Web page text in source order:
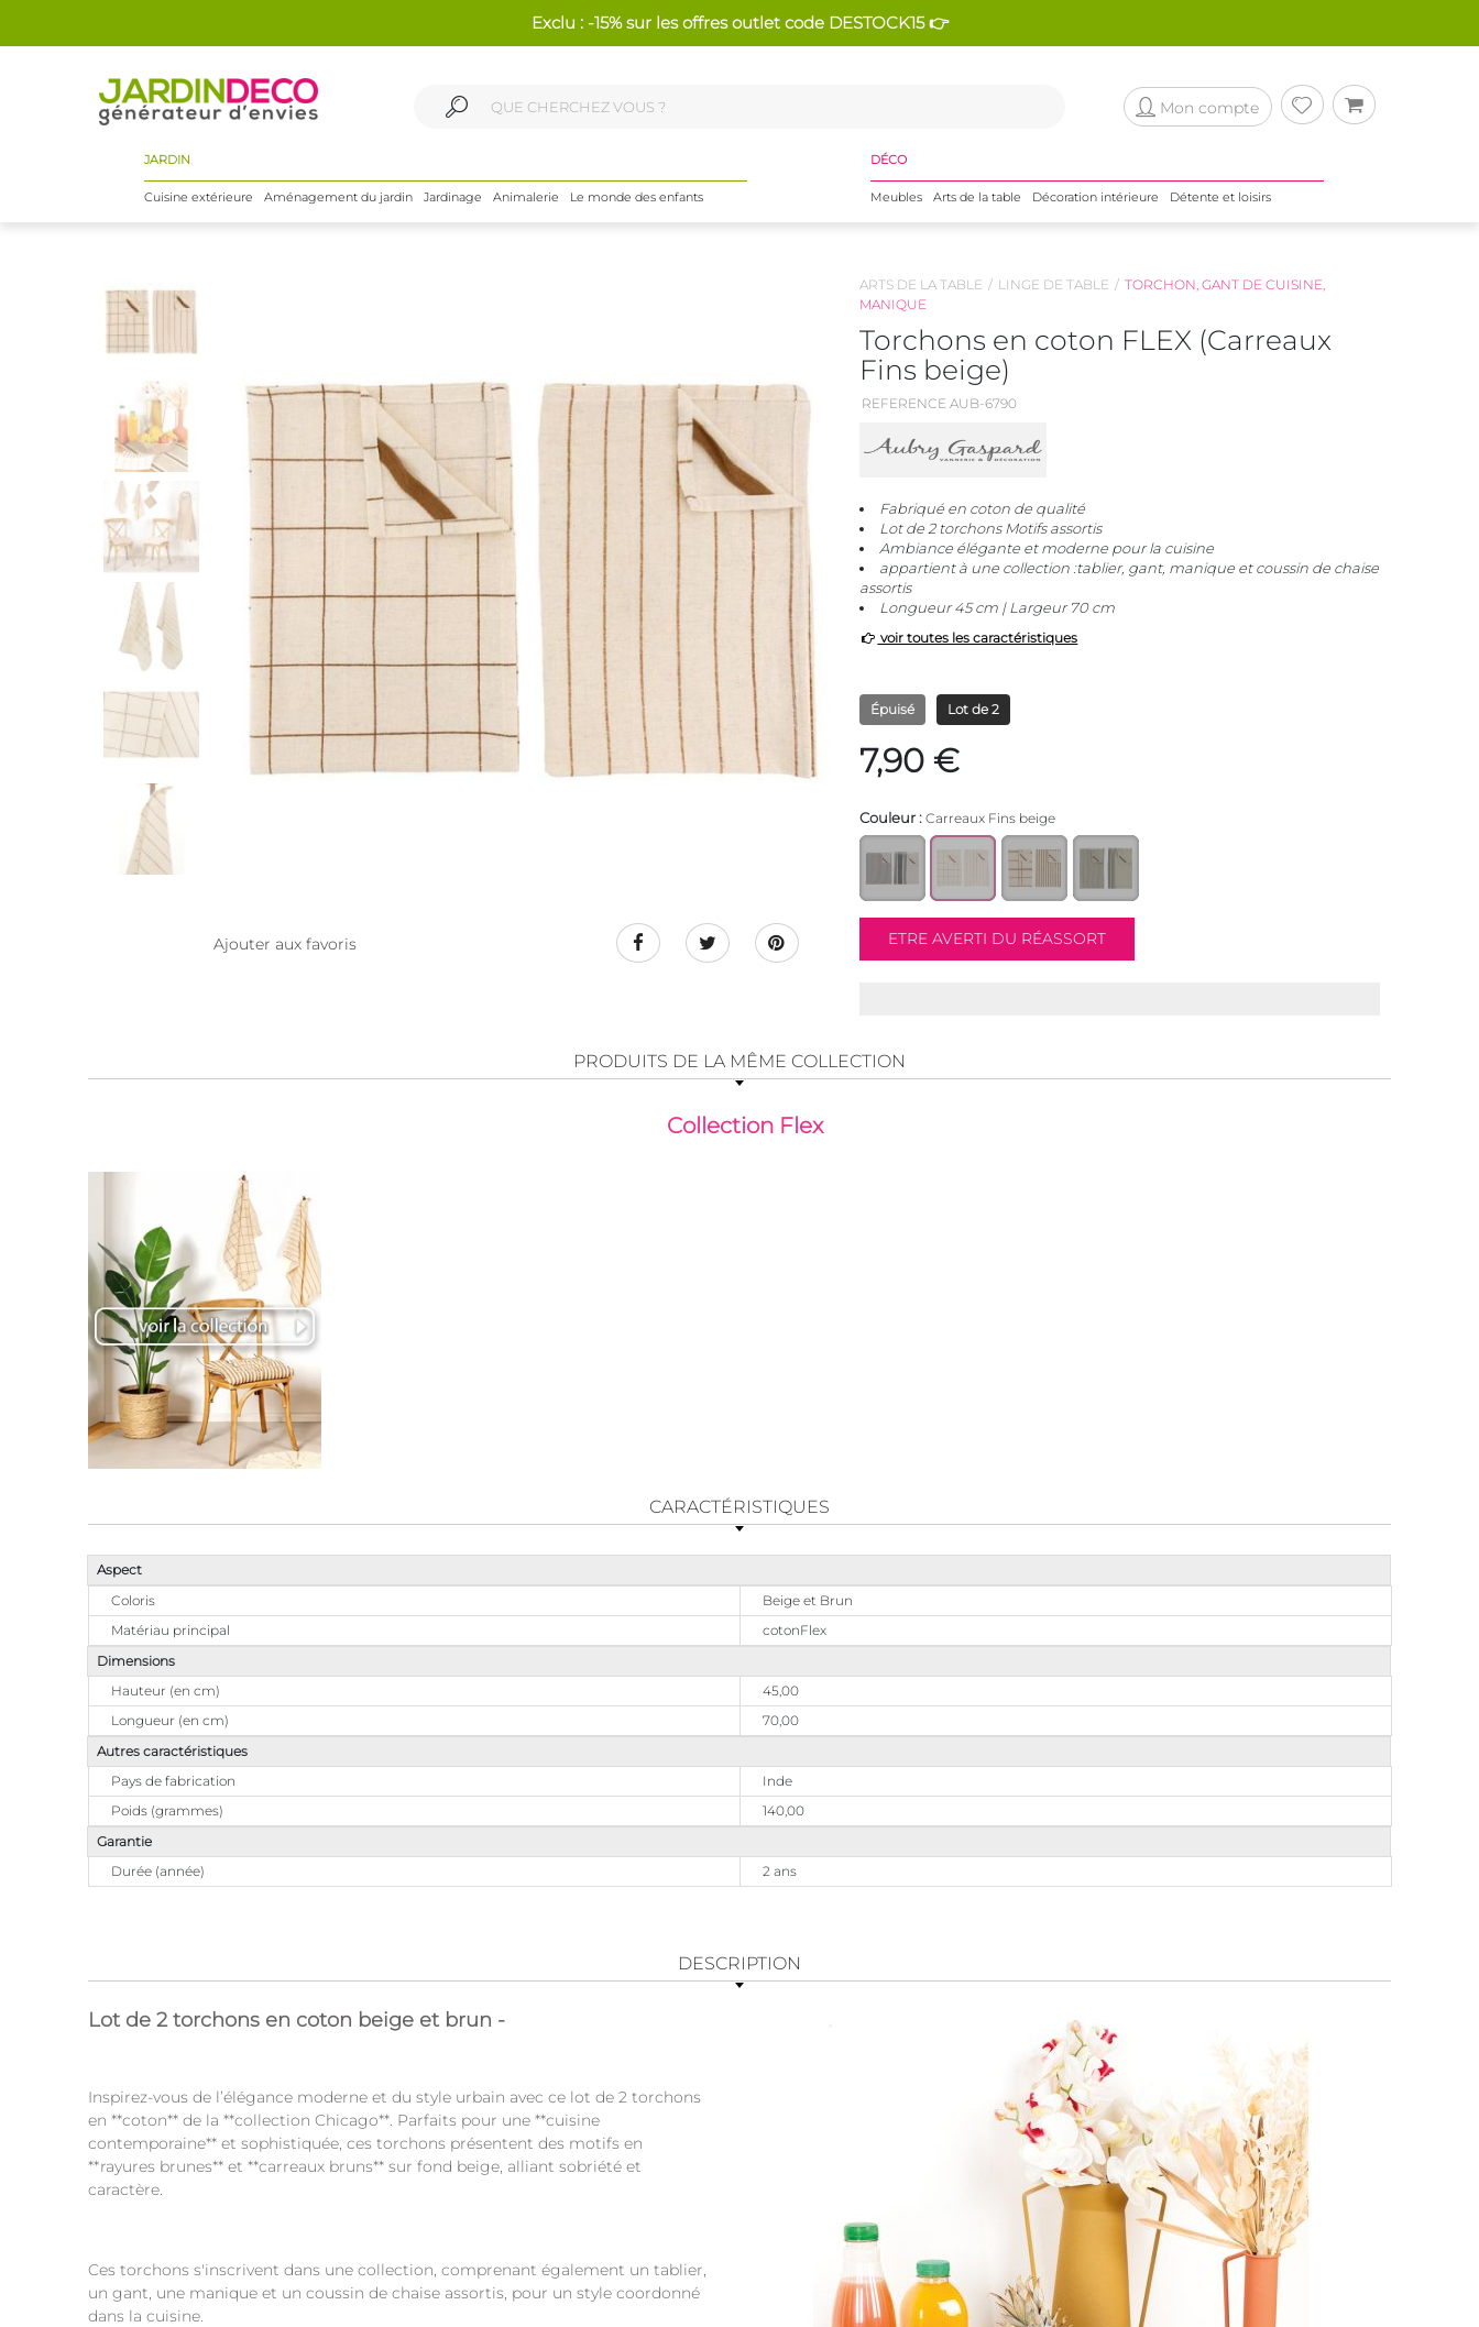
Exclu : -15% sur les offres outlet code DESTOCK15 👉
Mon compte
JARDIN
Cuisine extérieure Aménagement du jardin Jardinage Animalerie Le monde des enfants
DÉCO
Meubles Arts de la table Décoration intérieure Détente et loisirs
Ajouter aux favoris
ARTS DE LA TABLE LINGE DE TABLE
TORCHON, GANT DE CUISINE,
MANIQUE
Torchons en coton FLEX (Carreaux
Fins beige)
REFERENCE AUB-6790
Fabriqué en coton de qualité
Lot de 2 torchons Motifs assortis
Ambiance élégante et moderne pour la cuisine
appartient à une collection :tablier, gant, manique et coussin de chaise
assortis
Longueur 45 cm | Largeur 70 cm
voir toutes les caractéristiques
Épuisé Lot de 2
7,90 €
Couleur : Carreaux Fins beige
PRODUITS DE LA MÊME COLLECTION
Collection Flex
CARACTÉRISTIQUES
Aspect
Coloris
Beige et Brun
Matériau principal
cotonFlex
Dimensions
Hauteur (en cm)
45,00
Longueur (en cm)
70,00
Autres caractéristiques
Pays de fabrication
Inde
Poids (grammes)
140,00
Garantie
Durée (année)
2 ans
DESCRIPTION
Lot de 2 torchons en coton beige et brun -
Inspirez-vous de l’élégance moderne et du style urbain avec ce lot de 2 torchons
en **coton** de la **collection Chicago**. Parfaits pour une **cuisine
contemporaine** et sophistiquée, ces torchons présentent des motifs en
**rayures brunes** et **carreaux bruns** sur fond beige, alliant sobriété et
caractère.
Ces torchons s'inscrivent dans une collection, comprenant également un tablier,
un gant, une manique et un coussin de chaise assortis, pour un style coordonné
dans la cuisine.